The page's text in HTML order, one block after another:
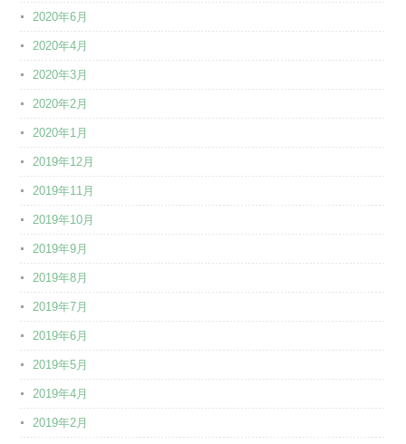
2020年6月
2020年4月
2020年3月
2020年2月
2020年1月
2019年12月
2019年11月
2019年10月
2019年9月
2019年8月
2019年7月
2019年6月
2019年5月
2019年4月
2019年2月